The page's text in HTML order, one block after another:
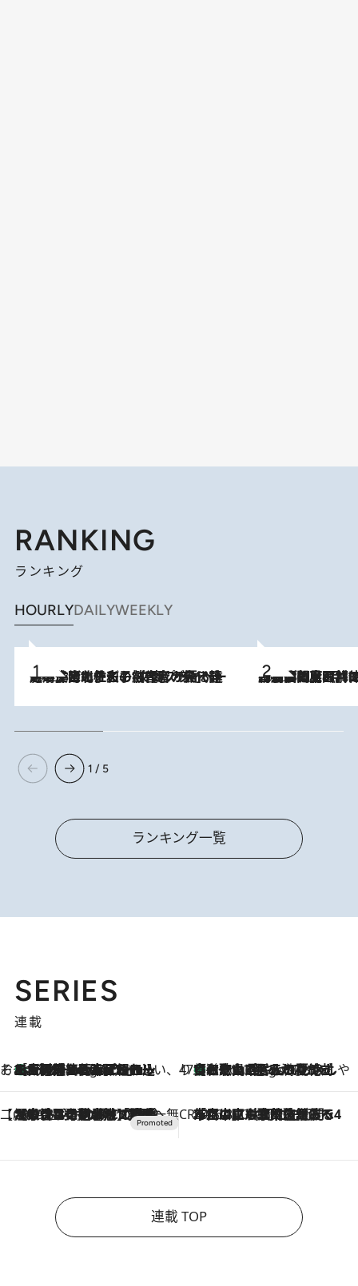
RANKING
ランキング
HOURLYDAILYWEEKLY
2026.8.3
《「文士の子ども被害者の会」発足！》阿川佐和子（72）が語る遠藤周作に北杜夫、劇作家・矢代静一の子どもたちの“文豪プライベート事件簿” 2026.8.8
「最後に見られてよかった」上野動物園の東園パンダ舎が解体前に特別公開。8月16日まで延長されたパネル展と共に辿る“半世紀”のパンダ飼育《解体工事の図面あり》
1 / 5
ランキング一覧
SERIES
連載
そおだよおこの関西おいしい、おやつ紀行
6 Hours Ago
［大阪府箕面市］一皿一皿目の前で仕上げられる、料理を巧みに組み込んだアシェットデセールコース「ミチル アシェット デセール（Michiru assiette dessert）」 47都道府県の手みやげ ひんやりスイーツで夏を満喫
6 Hours Ago
【和歌山県】この夏絶対食べたい 冷やしておいしいおやつ3選 みかんがごろっと丸ごと入ったジュレ
【CREA×星野リゾート】唯一無二。癒しと発見が待つ場所へ
2026.8.7
【トンボの足水浴】ヒノキの香りに包まれて涼感マックス！約13℃の湧水かけ流しを避暑地「星野温泉 トンボの湯」で体験 CREA'S CHOICE
2026.8.7
「立川にも歌舞伎があるんだよ」 片岡仁左衛門・市川中車ら豪華座組みで4年目の立川立飛歌舞伎へ
連載 TOP